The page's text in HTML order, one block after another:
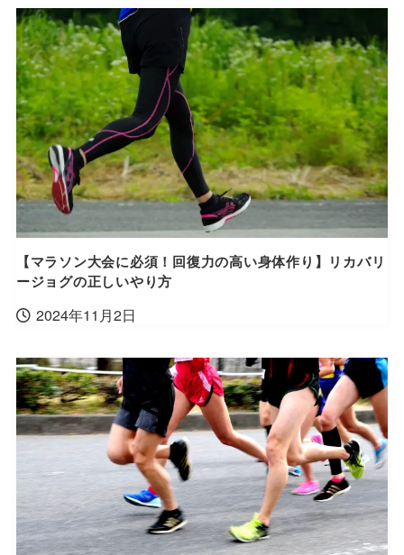
【マラソン大会に必須！回復力の高い身体作り】リカバリ
ージョグの正しいやり方
2024年11月2日